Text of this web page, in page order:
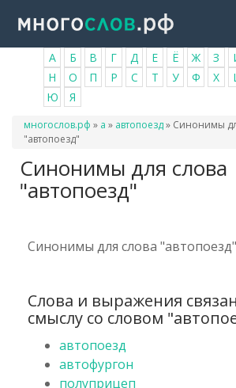
основному
содержанию
А Б В Г Д Е Ё Ж З
Н
О П Р С Т У Ф Х
Ю
Я
Вы
здесь
многослов.рф » а » автопоезд» Синонимы
"автопоезд"
Синонимы для слова
"автопоезд"
Синонимы для слова
Слова и выражения
смыслу со словом
автопоезд
автофургон
полуприцеп